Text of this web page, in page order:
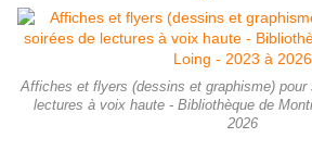
Affiches et flyers (dessins et graphisme)
lectures à voix haute - Bibliothèque de
2026